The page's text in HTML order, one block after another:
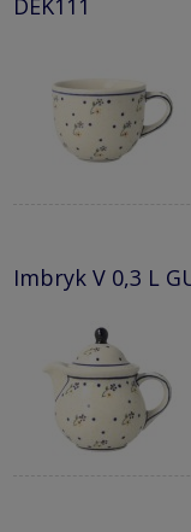
Imbryk V 0,3 L